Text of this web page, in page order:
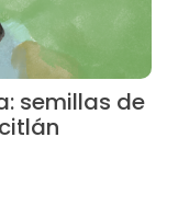
semillas de